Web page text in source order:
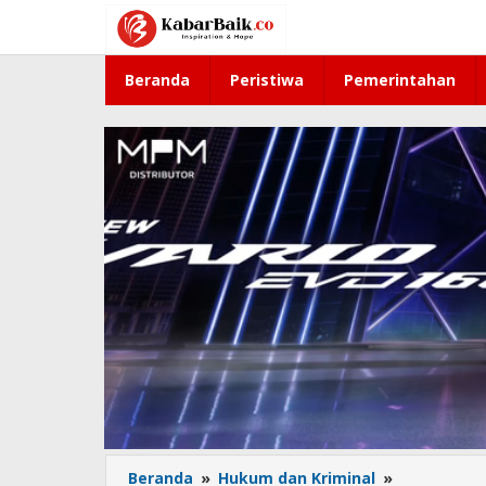
konten
Beranda Peristiwa Pemerintahan
Beranda » Hukum dan Kriminal »